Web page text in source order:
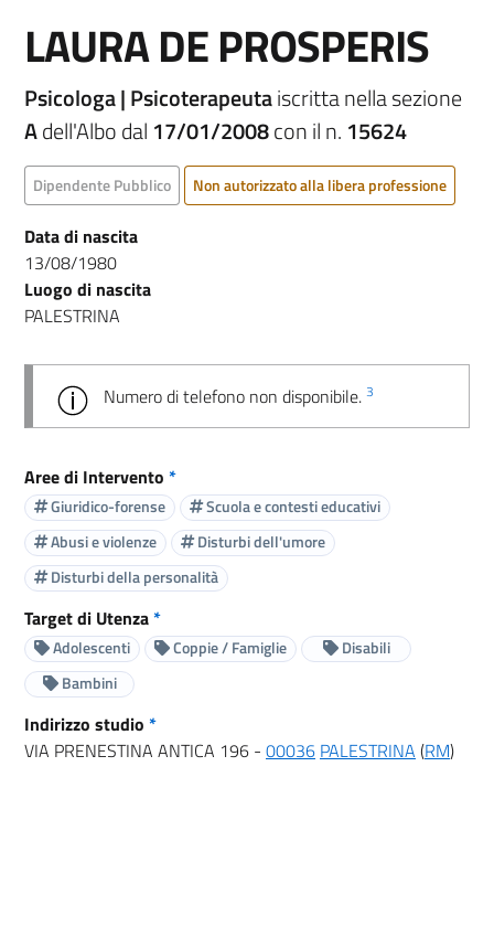
LAURA DE PROSPERIS
Psicologa | Psicoterapeutaiscritta nella sezione
Adell'Albo dal 17/01/2008con il n. 15624
Dipendente Pubblico Non autorizzato alla libera professione
Data di nascita
13/08/1980
Luogo di nascita
PALESTRINA
Numero di telefono non disponibile. 3
Aree di Intervento *
Giuridico-forense
Scuola e contesti educativi
Abusi e violenze
Disturbi dell'umore
Disturbi della personalità
Target di Utenza*
Adolescenti Coppie / Famiglie
Disabili
Bambini
Indirizzo studio *
VIA PRENESTINA ANTICA 196 - 00036 PALESTRINA (RM)